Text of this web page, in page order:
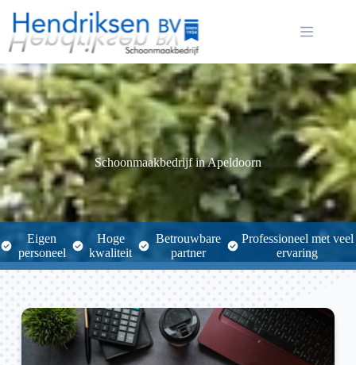
naar
inhoud
Schoonmaakbedrijf in Apeldoorn
Eigen
personeel
Hoge
kwaliteit
Betrouwbare
partner
Professioneel met veel
ervaring